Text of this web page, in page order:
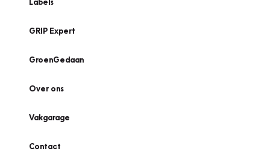
GRIP Expert
GroenGedaan
Over ons
Vakgarage
Contact